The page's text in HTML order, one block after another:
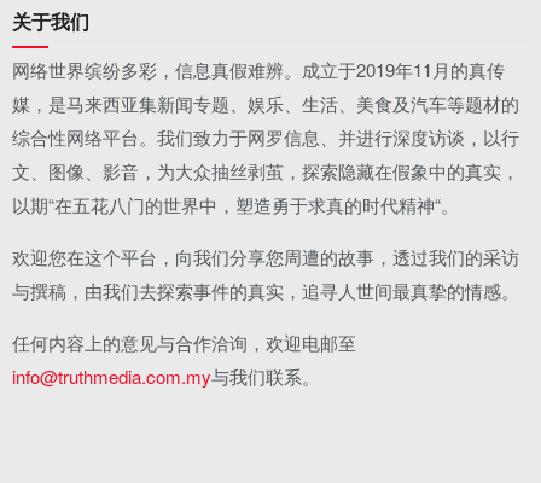
关于我们
网络世界缤纷多彩，信息真假难辨。成立于2019年11月的真传
媒，是马来西亚集新闻专题、娱乐、生活、美食及汽车等题材的
综合性网络平台。我们致力于网罗信息、并进行深度访谈，以行
文、图像、影音，为大众抽丝剥茧，探索隐藏在假象中的真实，
以期“在五花八门的世界中，塑造勇于求真的时代精神“。
欢迎您在这个平台，向我们分享您周遭的故事，透过我们的采访
与撰稿，由我们去探索事件的真实，追寻人世间最真挚的情感。
任何内容上的意见与合作洽询，欢迎电邮至
info@truthmedia.com.my与我们联系。